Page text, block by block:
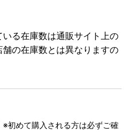
る在庫数は通販サイト上の
の在庫数とは異なりますの
※初めて購入される方は必ずご確